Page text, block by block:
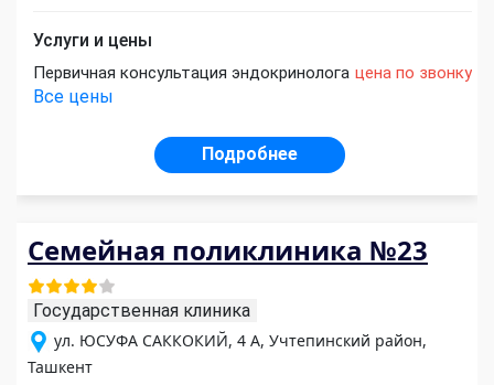
Услуги и цены
Первичная консультация эндокринолога цена по звонку
Все цены
Подробнее
Семейная поликлиника №23
Государственная клиника
ул. ЮСУФА САККОКИЙ, 4 А, Учтепинский район,
Ташкент